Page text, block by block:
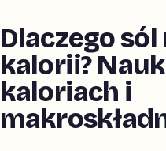
Dlaczego
kalorii?
kaloriach i